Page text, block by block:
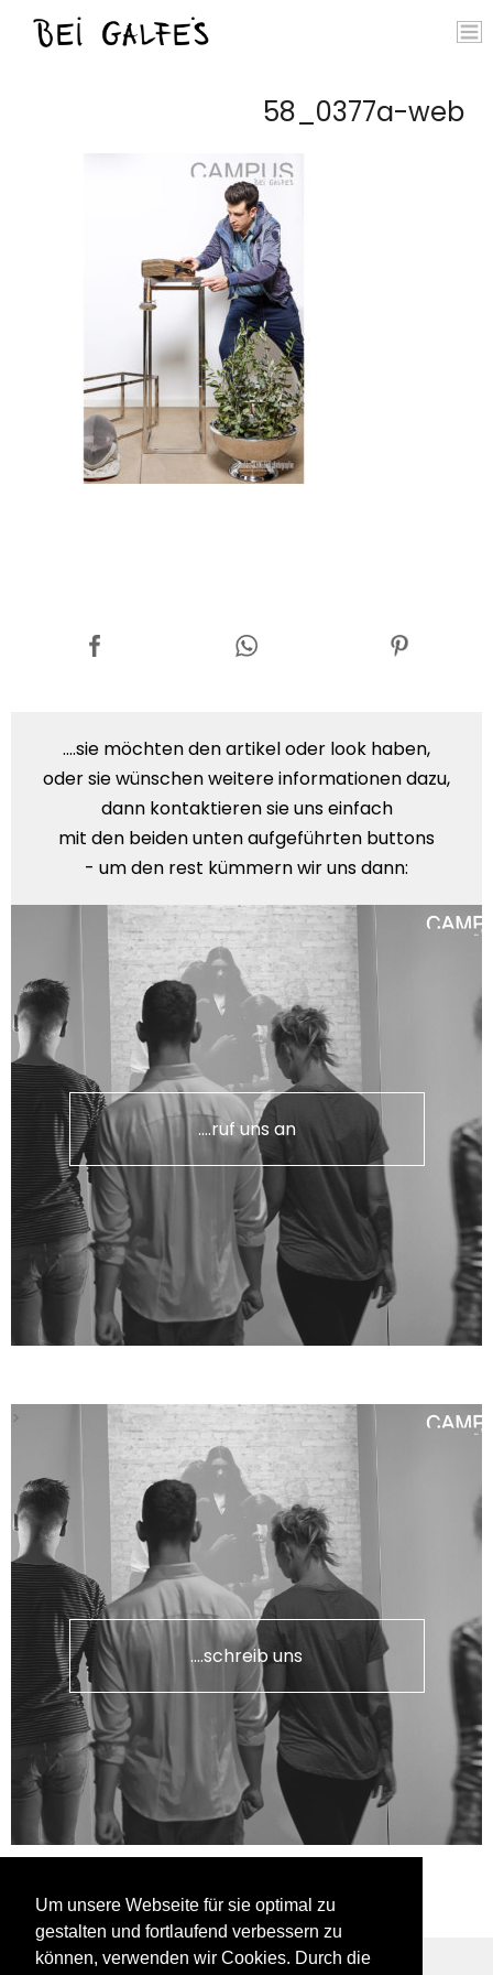
Um unsere Webseite für sie optimal zu
gestalten und fortlaufend verbessern zu
können, verwenden wir Cookies. Durch die
58_0377a-web
....sie möchten den artikel oder look haben,
oder sie wünschen weitere informationen dazu,
dann kontaktieren sie uns einfach
mit den beiden unten aufgeführten buttons
- um den rest kümmern wir uns dann:
....ruf uns an
>
....schreib uns